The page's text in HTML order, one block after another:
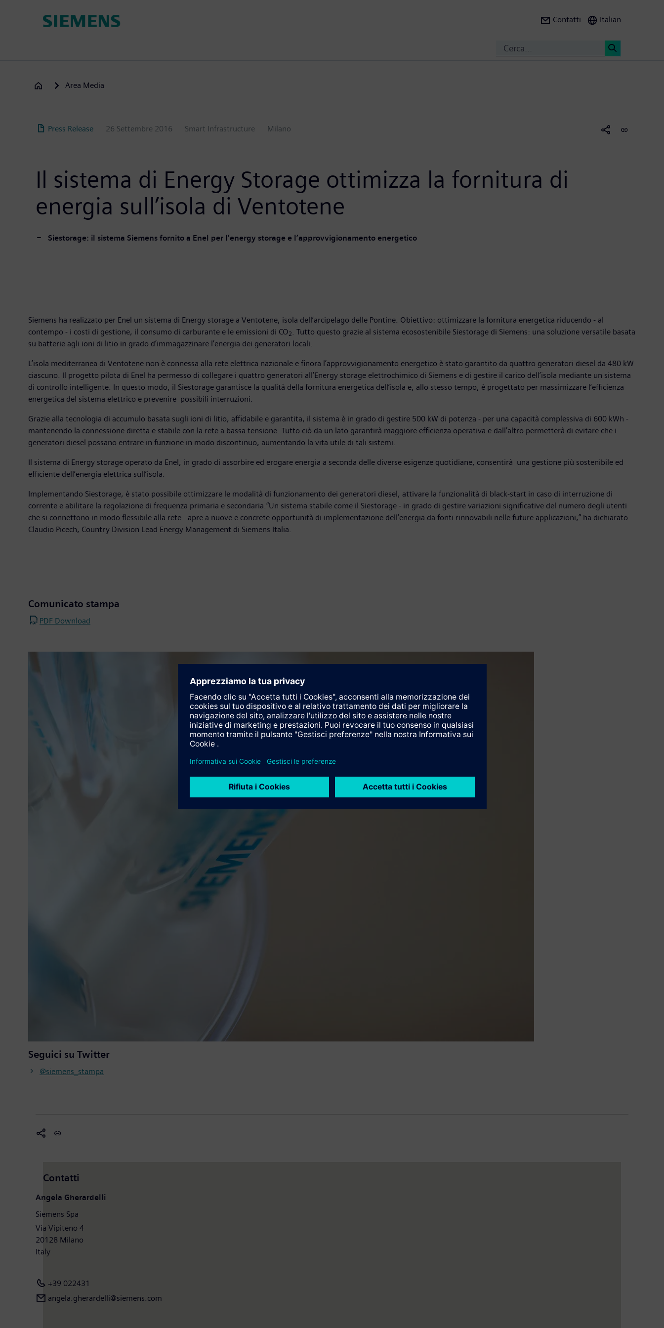
Contatti Italian
Area Media
Press Release 26 Settembre 2016 Smart Infrastructure Milano
Il sistema di Energy Storage ottimizza la fornitura di
energia sull’isola di Ventotene
Siestorage: il sistema Siemens fornito a Enel per l’energy storage e l’approvvigionamento energetico
Siemens ha realizzato per Enel un sistema di Energy storage a Ventotene, isola dell’arcipelago delle Pontine. Obiettivo: ottimizzare la fornitura energetica riducendo - al
contempo - i costi di gestione, il consumo di carburante e le emissioni di CO2
. Tutto questo grazie al sistema ecosostenibile Siestorage di Siemens: una soluzione versatile basata
su batterie agli ioni di litio in grado d’immagazzinare l’energia dei generatori locali.
L’isola mediterranea di Ventotene non è connessa alla rete elettrica nazionale e finora l’approvvigionamento energetico è stato garantito da quattro generatori diesel da 480 kW
ciascuno. Il progetto pilota di Enel ha permesso di collegare i quattro generatori all’Energy storage elettrochimico di Siemens e di gestire il carico dell’isola mediante un sistema
di controllo intelligente. In questo modo, il Siestorage garantisce la qualità della fornitura energetica dell’isola e, allo stesso tempo, è progettato per massimizzare l’efficienza
energetica del sistema elettrico e prevenire possibili interruzioni.
Grazie alla tecnologia di accumulo basata sugli ioni di litio, affidabile e garantita, il sistema è in grado di gestire 500 kW di potenza - per una capacità complessiva di 600 kWh -
mantenendo la connessione diretta e stabile con la rete a bassa tensione. Tutto ciò da un lato garantirà maggiore efficienza operativa e dall’altro permetterà di evitare che i
generatori diesel possano entrare in funzione in modo discontinuo, aumentando la vita utile di tali sistemi.
Il sistema di Energy storage operato da Enel, in grado di assorbire ed erogare energia a seconda delle diverse esigenze quotidiane, consentirà una gestione più sostenibile ed
efficiente dell’energia elettrica sull’isola.
Implementando Siestorage, è stato possibile ottimizzare le modalità di funzionamento dei generatori diesel, attivare la funzionalità di black-start in caso di interruzione di
corrente e abilitare la regolazione di frequenza primaria e secondaria.“Un sistema stabile come il Siestorage - in grado di gestire variazioni significative del numero degli utenti
che si connettono in modo flessibile alla rete - apre a nuove e concrete opportunità di implementazione dell’energia da fonti rinnovabili nelle future applicazioni,” ha dichiarato
Claudio Picech, Country Division Lead Energy Management di Siemens Italia.
Comunicato stampa
PDF Download
Seguici su Twitter
@siemens_stampa
Contatti
Angela Gherardelli
Siemens Spa
Via Vipiteno 4
20128 Milano
Italy
+39 022431
angela.gherardelli@siemens.com